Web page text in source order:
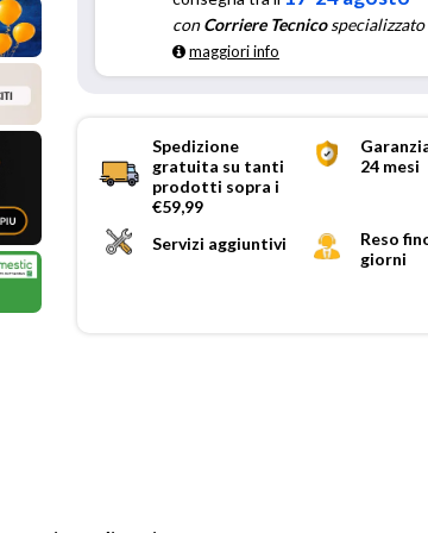
conCorriere Tecnicospecializzato
maggiori info
Spedizione
gratuita su tanti
prodotti sopra i
€59,99
24 mesi
Servizi aggiuntivi
Reso
giorni